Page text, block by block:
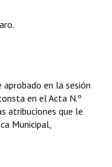
en la sesión
en el Acta N.º
atribuciones que le
Municipal,